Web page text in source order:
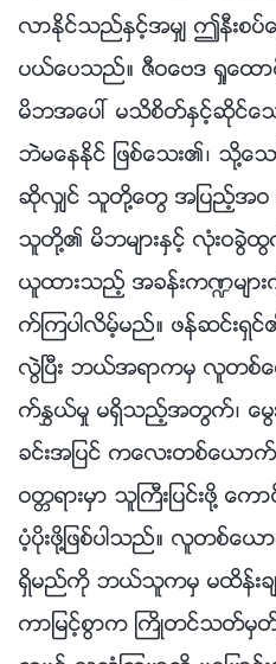
လာႏိုင္သည္ႏွင့္အမွ် ဤနီးစပ္
ပယ္ေပသည္။ ဇီဝေဗဒ ရႈေ
မိဘအေပၚ မသိစိတ္ႏွင့္ဆိုင္ေသ
ဘဲမေနႏိုင္ ျဖစ္ေသး၏၊ သို႔
ဆိုလွ်င္ သူတို႔ေတြ အျပည့္အ
သူတို႔၏ မိဘမ်ားႏွင့္ လုံးဝခြဲထြ
ယူထားသည့္ အခန္းက႑မ်ားကို
က္ၾကပါလိမ့္မည္။ ဖန္ဆင္းရွ
လြဲၿပီး ဘယ္အရာကမွ လူတစ္
က္ႏႊယ္မႈ မရွိသည့္အတြက္၊ ေမြး
ခင္းအျပင္ ကေလးတစ္ေယ
ဝတၱရားမွာ သူႀကီးျပင္းဖို႔
ပံ့ပိုးဖို႔ျဖစ္ပါသည္။ လူတစ္
ရွိမည္ကို ဘယ္သူကမွ မထိန္းခ်ဳပ္
ကာျမင့္စြာက ႀကိဳတင္သတ္မွတ္